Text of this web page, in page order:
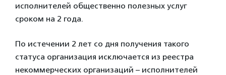
исполнителей общественно полезных услуг
сроком на 2 года.
По истечении 2 лет со дня получения такого
статуса организация исключается из реестра
некоммерческих организаций – исполнителей